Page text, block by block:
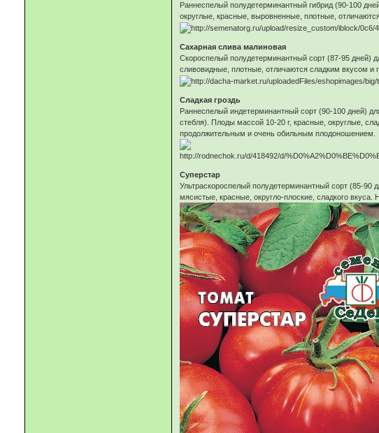
Раннеспелый полудетерминантный гибрид (90-100
округлые, красные, выровненные, плотные,
Сахарная слива малиновая
Скороспелый полудетерминантный сорт (87-95 дней)
сливовидные, плотные, отличаются сладким вкусом
Сладкая гроздь
Раннеспелый индетерминантный сорт (90-100 дней)
стебля). Плоды массой 10-20 г, красные, округлые,
продолжительным и очень обильным плодоношением.
Суперстар
Ультраскороспелый полудетерминантный сорт (85-90
мясистые, красные, округло-плоские, сладкого вкуса.